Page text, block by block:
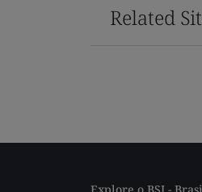
Related